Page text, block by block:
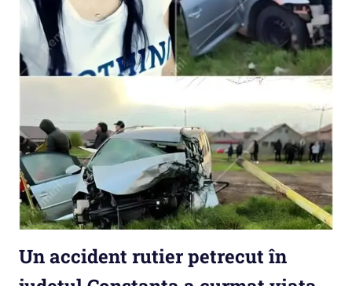
Un accident rutier petrecut în